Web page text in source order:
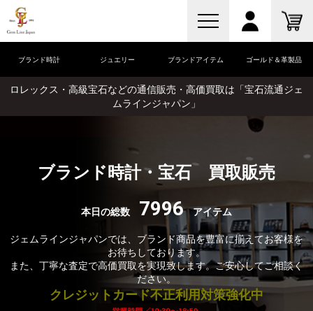
ブランド時計 ジュエリー ブランドアイテム ゴールド＆革製品
ロレックス・高級宝石などの通信販売・高価買取は「宝石流通ジェ
ムラインジャパン」
ブランド時計・宝石 買取販売
本日の総数 7996 アイテム
ジェムラインジャパンでは、ブランド商品を豊富に揃えてお客様を
お待ちしております。
また、丁寧な査定で高価買取を実現致します。ご安心してご相談く
ださい。
クレジットカード不正利用対策強化中